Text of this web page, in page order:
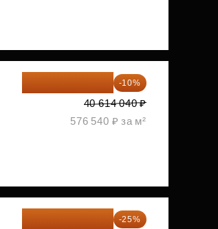
-10%
40 614 040 ₽
576 540 ₽ за м²
-25%